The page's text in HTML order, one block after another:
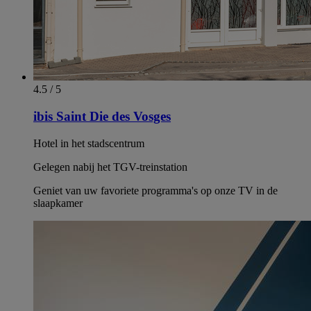
4.5 / 5
ibis Saint Die des Vosges
Hotel in het stadscentrum
Gelegen nabij het TGV-treinstation
Geniet van uw favoriete programma's op onze TV in de
slaapkamer